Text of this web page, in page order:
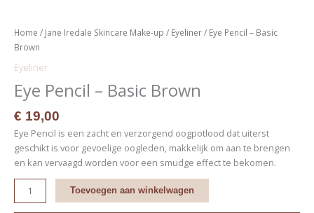
Home / Jane Iredale Skincare Make-up / Eyeliner/ Eye Pencil – Basic
Brown
Eyeliner
Eye Pencil – Basic Brown
€ 19,00
Eye Pencil is een zacht en verzorgend oogpotlood dat uiterst
geschikt is voor gevoelige oogleden, makkelijk om aan te brengen
en kan vervaagd worden voor een smudge effect te bekomen.
aantal
Toevoegen aan winkelwagen